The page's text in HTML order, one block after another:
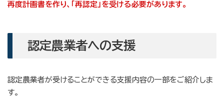
再度計画書を作り、「再認定」を受ける必要があります。
認定農業者への支援
認定農業者が受けることができる支援内容の一部をご紹介しま
す。